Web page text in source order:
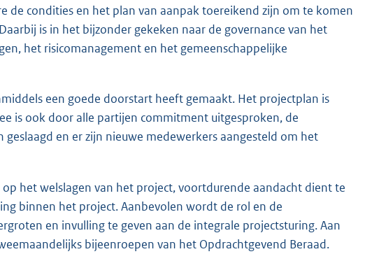
de condities en het plan van aanpak toereikend zijn om te komen
is in het bijzonder gekeken naar de governance van het
het risicomanagement en het gemeenschappelijke
een goede doorstart heeft gemaakt. Het projectplan is
is ook door alle partijen commitment uitgesproken, de
en er zijn nieuwe medewerkers aangesteld om het
het welslagen van het project, voortdurende aandacht dient te
binnen het project. Aanbevolen wordt de rol en de
en invulling te geven aan de integrale projectsturing. Aan
bijeenroepen van het Opdrachtgevend Beraad.